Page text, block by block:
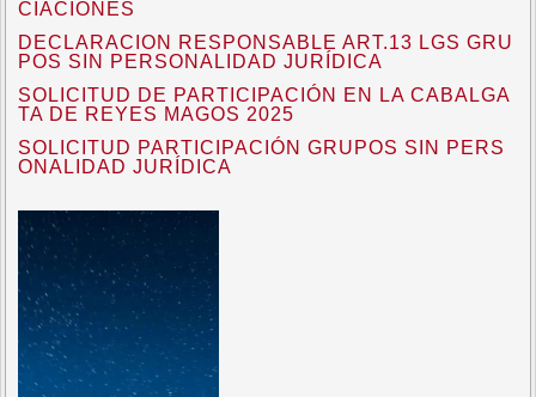
CIACIONES
DECLARACION RESPONSABLE ART.13 LGS GRU
POS SIN PERSONALIDAD JURÍDICA
SOLICITUD DE PARTICIPACIÓN EN LA CABALGA
TA DE REYES MAGOS 2025
SOLICITUD PARTICIPACIÓN GRUPOS SIN PERS
ONALIDAD JURÍDICA